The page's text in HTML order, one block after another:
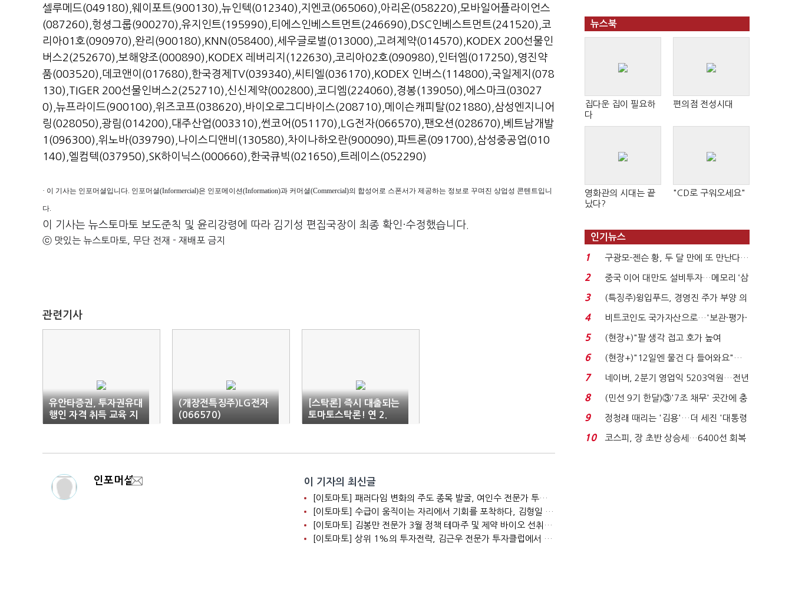
셀루메드(049180) 웨이포트(900130) 뉴인텍(012340) 지엔코(065060) 아리온(058220) 모바일어플라이언스
(087260) 헝셩그룹(900270) 유지인트(195990) 티에스인베스트먼트(246690) DSC인베스트먼트(241520) 코
리아01호(090970) 완리(900180) KNN(058400) 세우글로벌(013000) 고려제약(014570) KODEX 200선물인
버스2(252670) 보해양조(000890) KODEX 레버리지(122630) 코리아02호(090980) 인터엠(017250) 영진약
품(003520) 데코앤이(017680) 한국경제TV(039340) 씨티엘(036170) KODEX 인버스(114800) 국일제지(078
130) TIGER 200선물인버스2(252710) 신신제약(002800) 코디엠(224060) 경봉(139050) 에스마크(03027
0) 뉴프라이드(900100) 위즈코프(038620) 바이오로그디바이스(208710) 메이슨캐피탈(021880) 삼성엔지니어
링(028050) 광림(014200) 대주산업(003310) 썬코어(051170) LG전자(066570) 팬오션(028670) 베트남개발
1(096300) 위노바(039790) 나이스디앤비(130580) 차이나하오란(900090) 파트론(091700) 삼성중공업(010
140) 엘컴텍(037950) SK하이닉스(000660) 한국큐빅(021650) 트레이스(052290)
· 이 기사는 인포머셜입니다. 인포머셜(Informercial)은 인포메이션(Information)과 커머셜(Commercial)의 합성어로 스폰서가 제공하는 정보로 꾸며진 상업성 콘텐트입니
다.
이 기사는 뉴스토마토 보도준칙 및 윤리강령에 따라 김기성 편집국장이 최종 확인·수정했습니다.
ⓒ 맛있는 뉴스토마토, 무단 전재 - 재배포 금지
관련기사
유안타증권, 투자권유대
행인 자격 취득 교육 지
원
(개장전특징주)LG전자
(066570)
[스탁론] 즉시 대출되는
토마토스탁론! 연 2.
4%부터
인포머셜 이 기자의 최신글
[이토마토] 패러다임 변화의 주도 종목 발굴, 여인수 전문가 투자클럽
[이토마토] 수급이 움직이는 자리에서 기회를 포착하다, 김형일 전문가 투자클럽
[이토마토] 김봉만 전문가 3월 정책 테마주 및 제약 바이오 선취매 전략 아카데미 3/5(목) 2부 진행
[이토마토] 상위 1%의 투자전략, 김근우 전문가 투자클럽에서 확인하세요
뉴스북
집다운 집이 필요하
다
편의점 전성시대
영화관의 시대는 끝
났다?
"CD로 구워오세요"
인기뉴스
1
구광모-젠슨 황, 두 달 만에 또 만난다…
로봇·AI 등 논...
2
중국 이어 대만도 설비투자…메모리 ‘삼
국전쟁’
3
(특징주)윙입푸드, 경영진 주가 부양 의
지에 상한가...
4
비트코인도 국가자산으로…'보관·평가·
처분' 기준은 ...
5
(현장+)"팔 생각 접고 호가 높여
요"…'덜 똘똘한 한 채' 20...
6
(현장+)"12일엔 물건 다 들어와요"…
빈 매대 채우며 문 연 ...
7
네이버, 2분기 영업익 5203억원…전년
비 0.2% 감소...
8
(민선 9기 한달)③'7조 채무' 곳간에 충
격…추미애, 20년...
9
정청래 때리는 '김용'…더 세진 '대통령
최측근' 입...
10
코스피, 장 초반 상승세…6400선 회복